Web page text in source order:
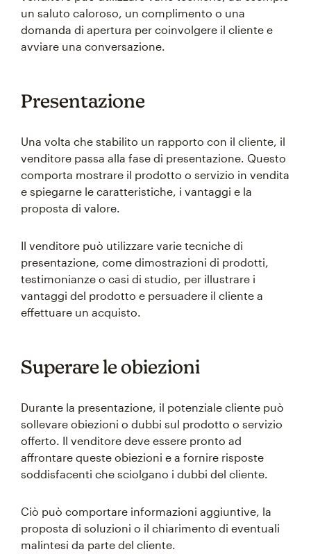
un saluto caloroso, un complimento o una
domanda di apertura per coinvolgere il cliente e
avviare una conversazione.
Presentazione
Una volta che stabilito un rapporto con il cliente, il
venditore passa alla fase di presentazione. Questo
comporta mostrare il prodotto o servizio in vendita
e spiegarne le caratteristiche, i vantaggi e la
proposta di valore.
Il venditore può utilizzare varie tecniche di
presentazione, come dimostrazioni di prodotti,
testimonianze o casi di studio, per illustrare i
vantaggi del prodotto e persuadere il cliente a
effettuare un acquisto.
Superare le obiezioni
Durante la presentazione, il potenziale cliente può
sollevare obiezioni o dubbi sul prodotto o servizio
offerto. Il venditore deve essere pronto ad
affrontare queste obiezioni e a fornire risposte
soddisfacenti che sciolgano i dubbi del cliente.
Ciò può comportare informazioni aggiuntive, la
proposta di soluzioni o il chiarimento di eventuali
malintesi da parte del cliente.